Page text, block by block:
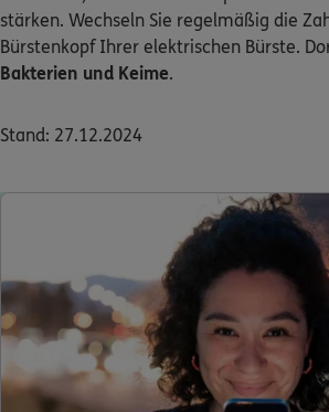
stärken. Wechseln Sie regelmäßig die
Bürstenkopf Ihrer elektrischen Bürste.
Bakterien und Keime.
Stand: 27.12.2024